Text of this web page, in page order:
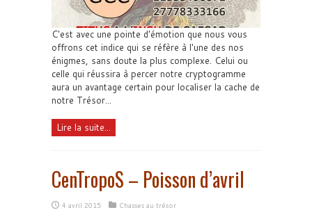
C'est avec une pointe d'émotion que nous vous
offrons cet indice qui se réfère à l'une des nos
énigmes, sans doute la plus complexe. Celui ou
celle qui réussira à percer notre cryptogramme
aura un avantage certain pour localiser la cache de
notre Trésor...
Lire la suite...
CenTropoS – Poisson d’avril
4 avril 2015
Chasses au trésor